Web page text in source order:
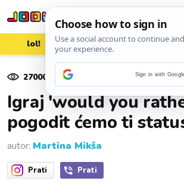
lol! aww vrh!
27000 pregleda
Igraj 'would you
pogodit ćemo ti
autor: Martina Mikša
Prati Prati
Sign in with